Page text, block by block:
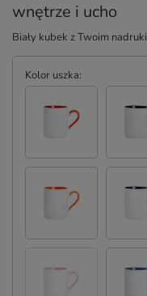
wnętrze i ucho
Biały kubek z Twoim
Kolor uszka